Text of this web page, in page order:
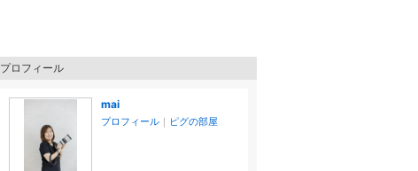
プロフィール
mai
プロフィール ｜ ピグの部屋